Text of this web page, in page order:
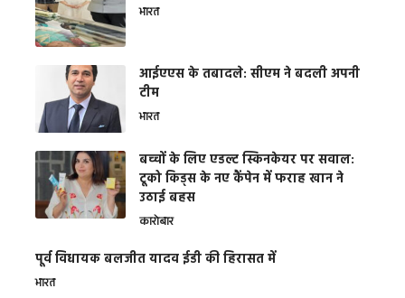
भारत
आईएएस के तबादले: सीएम ने बदली अपनी
टीम
भारत
बच्चों के लिए एडल्ट स्किनकेयर पर सवाल:
टूको किड्स के नए कैंपेन में फराह खान ने
उठाई बहस
कारोबार
पूर्व विधायक बलजीत यादव ईडी की हिरासत में
भारत